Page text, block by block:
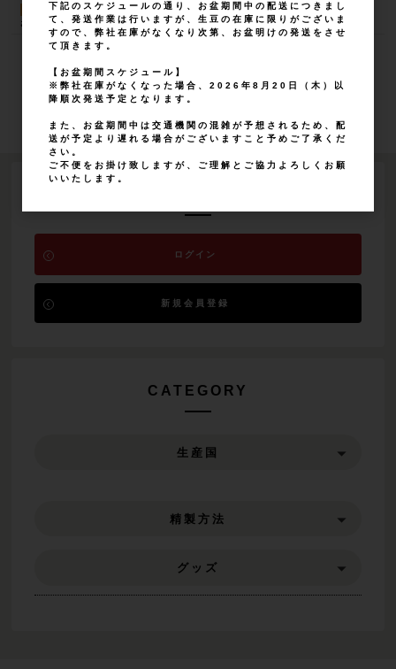
New Release
Ethiopia (23/24年クロップ) 追加ロット 入荷の
お知らせ
1 2
ログイン
新規会員登録
CATEGORY
生産国
精製方法
グッズ
下記のスケジュールの通り、お盆期間中の配送につきまし
て、発送作業は行いますが、生豆の在庫に限りがございま
すので、弊社在庫がなくなり次第、お盆明けの発送をさせ
て頂きます。
【お盆期間スケジュール】
※弊社在庫がなくなった場合、2026年8月20日（木）以
降順次発送予定となります。
また、お盆期間中は交通機関の混雑が予想されるため、配
送が予定より遅れる場合がございますこと予めご了承くだ
さい。
ご不便をお掛け致しますが、ご理解とご協力よろしくお願
いいたします。